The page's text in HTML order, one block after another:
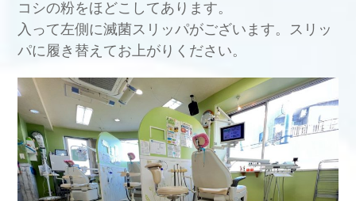
コシの粉をほどこしてあります。
入って左側に滅菌スリッパがございます。スリッ
パに履き替えてお上がりください。